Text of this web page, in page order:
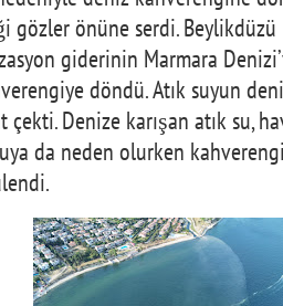
önüne serdi. Beylikdüzü
giderinin Marmara
döndü. Atık suyun
Denize karışan atık su,
da neden olurken